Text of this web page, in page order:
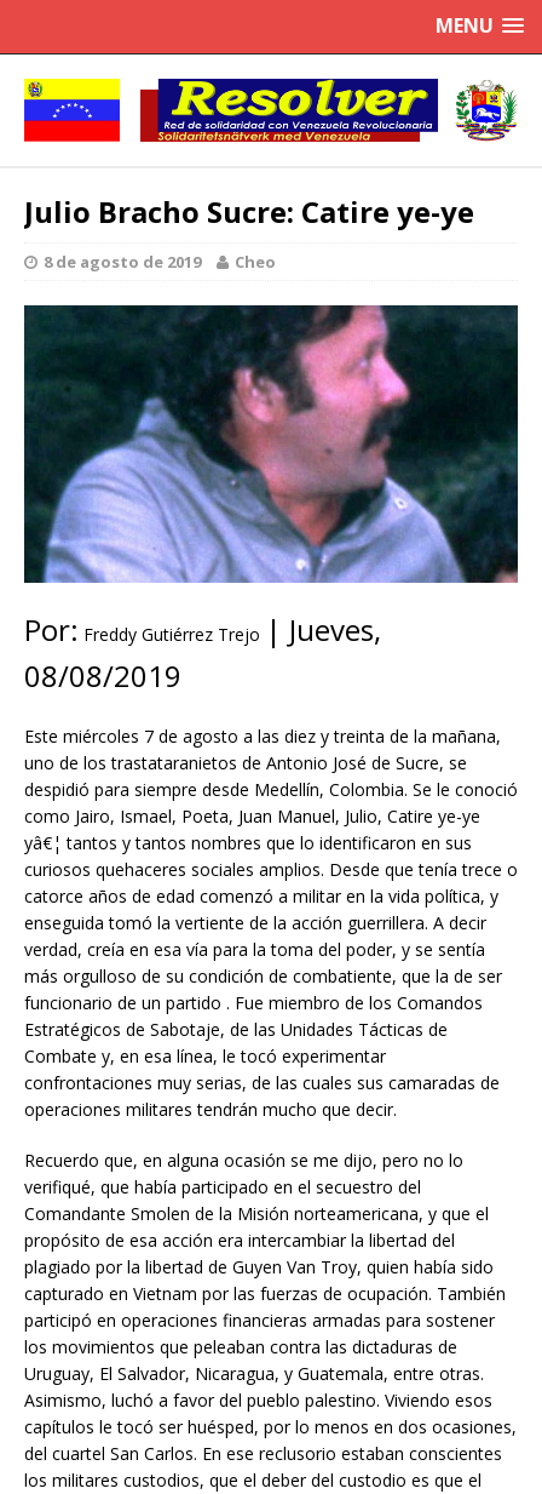
MENU
Julio Bracho Sucre: Catire ye-ye
8 de agosto de 2019 Cheo
Por: Freddy Gutiérrez Trejo | Jueves,
08/08/2019
Este miércoles 7 de agosto a las diez y treinta de la mañana,
uno de los trastataranietos de Antonio José de Sucre, se
despidió para siempre desde Medellín, Colombia. Se le conoció
como Jairo, Ismael, Poeta, Juan Manuel, Julio, Catire ye-ye
yâ€¦ tantos y tantos nombres que lo identificaron en sus
curiosos quehaceres sociales amplios. Desde que tenía trece o
catorce años de edad comenzó a militar en la vida política, y
enseguida tomó la vertiente de la acción guerrillera. A decir
verdad, creía en esa vía para la toma del poder, y se sentía
más orgulloso de su condición de combatiente, que la de ser
funcionario de un partido . Fue miembro de los Comandos
Estratégicos de Sabotaje, de las Unidades Tácticas de
Combate y, en esa línea, le tocó experimentar
confrontaciones muy serias, de las cuales sus camaradas de
operaciones militares tendrán mucho que decir.
Recuerdo que, en alguna ocasión se me dijo, pero no lo
verifiqué, que había participado en el secuestro del
Comandante Smolen de la Misión norteamericana, y que el
propósito de esa acción era intercambiar la libertad del
plagiado por la libertad de Guyen Van Troy, quien había sido
capturado en Vietnam por las fuerzas de ocupación. También
participó en operaciones financieras armadas para sostener
los movimientos que peleaban contra las dictaduras de
Uruguay, El Salvador, Nicaragua, y Guatemala, entre otras.
Asimismo, luchó a favor del pueblo palestino. Viviendo esos
capítulos le tocó ser huésped, por lo menos en dos ocasiones,
del cuartel San Carlos. En ese reclusorio estaban conscientes
los militares custodios, que el deber del custodio es que el